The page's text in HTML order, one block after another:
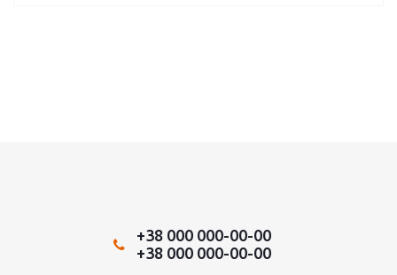
+38 000 000-00-00
+38 000 000-00-00